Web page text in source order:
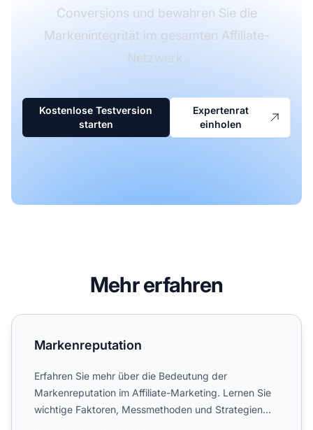
Conversions und bewahren Sie die
Markenintegrität im gesamten Affiliate-
Netzwerk.
Kostenlose Testversion
starten
Expertenrat
einholen
Mehr erfahren
Markenreputation
Markenreputation
Erfahren Sie mehr über die Bedeutung der
Markenreputation im Affiliate-Marketing. Lernen Sie
wichtige Faktoren, Messmethoden und Strategien